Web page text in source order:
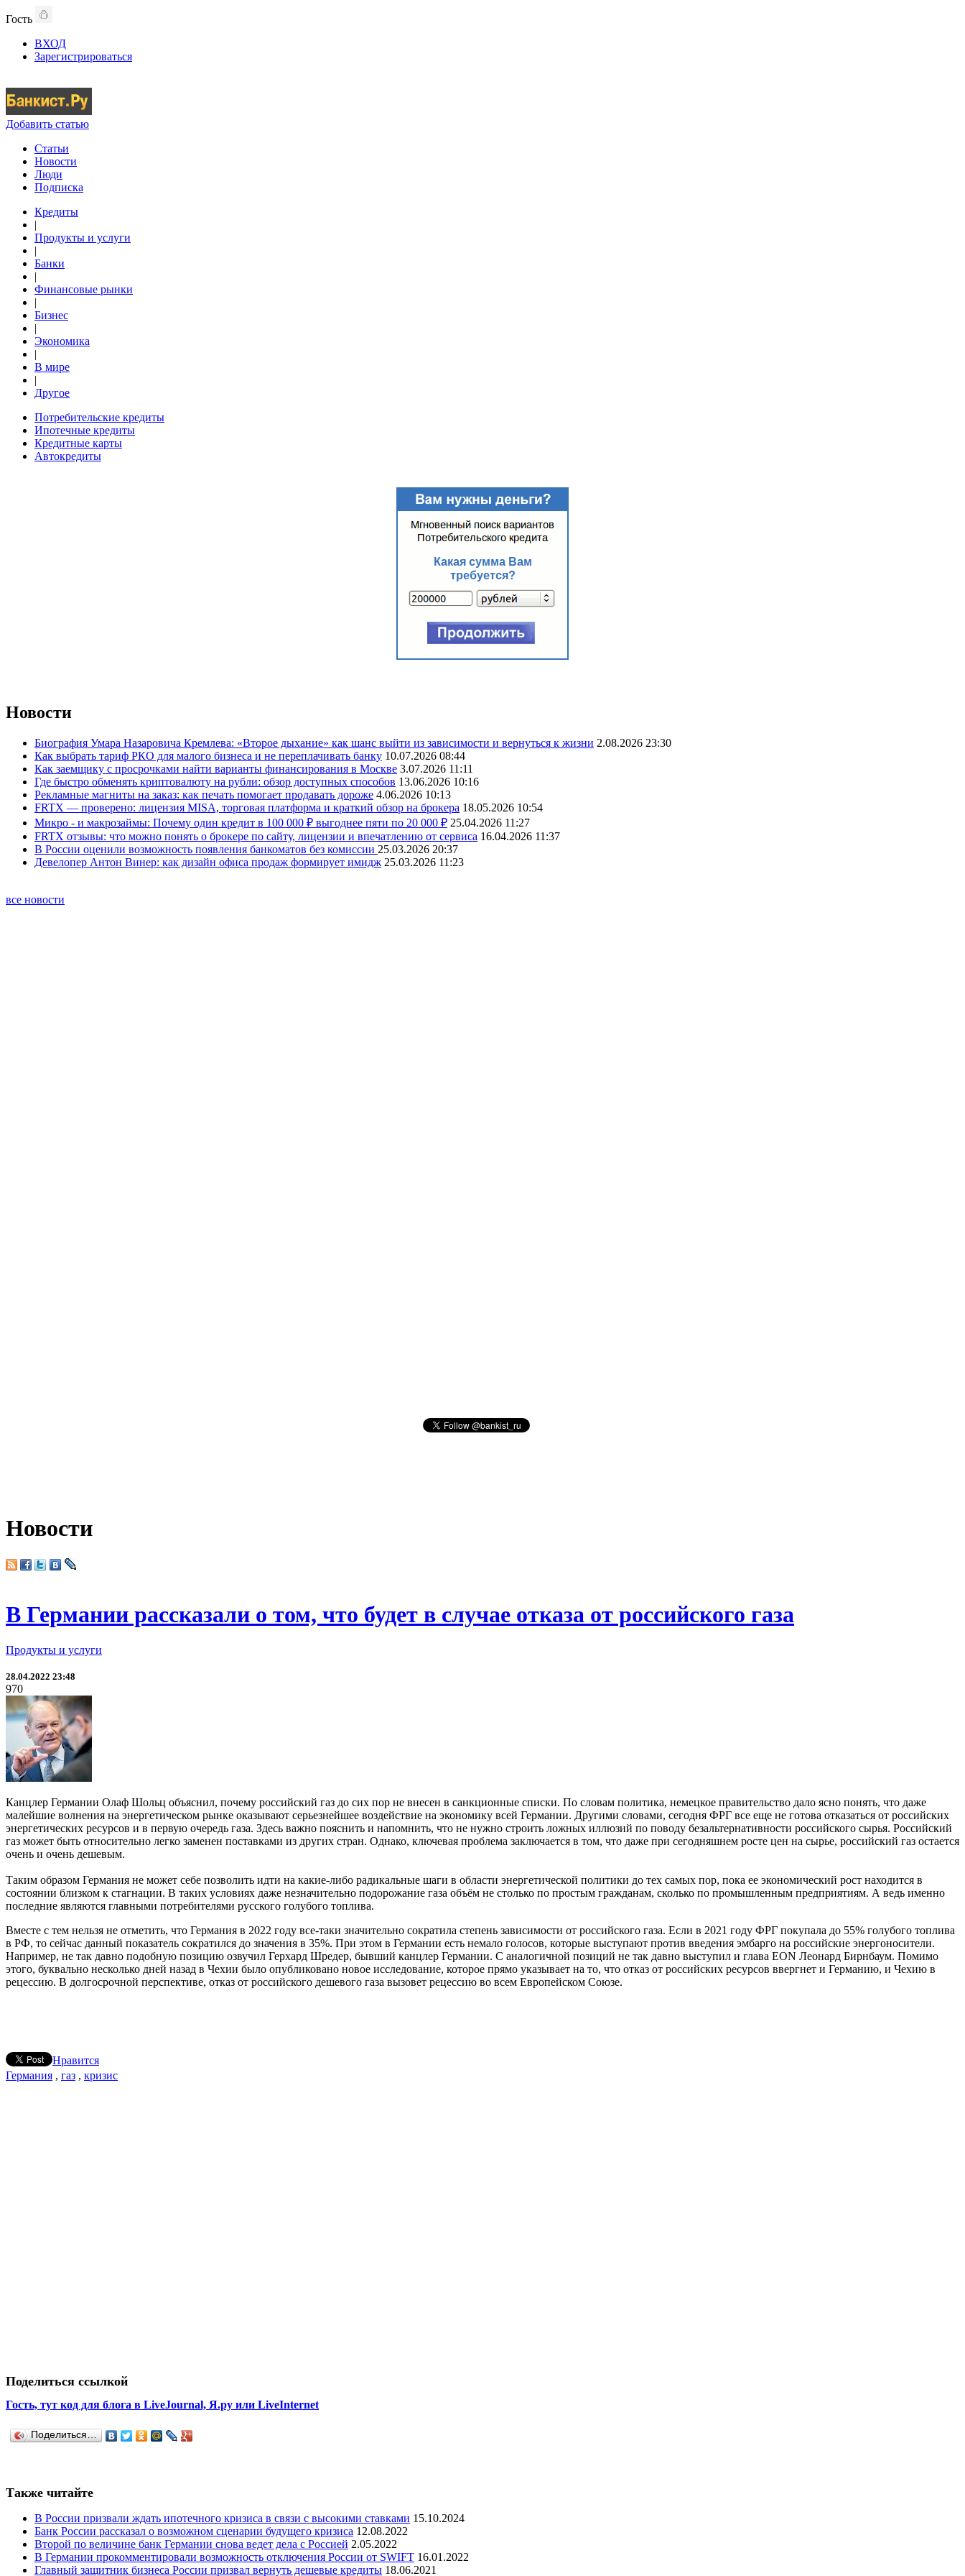
Гость
ВХОД
Зарегистрироваться
Добавить статью
Статьи
Новости
Люди
Подписка
Кредиты
|
Продукты и услуги
|
Банки
|
Финансовые рынки
|
Бизнес
|
Экономика
|
В мире
|
Другое
Потребительские кредиты
Ипотечные кредиты
Кредитные карты
Автокредиты
Новости
Биография Умара Назаровича Кремлева: «Второе дыхание» как шанс выйти из зависимости и вернуться к жизни 2.08.2026 23:30
Как выбрать тариф РКО для малого бизнеса и не переплачивать банку 10.07.2026 08:44
Как заемщику с просрочками найти варианты финансирования в Москве 3.07.2026 11:11
Где быстро обменять криптовалюту на рубли: обзор доступных способов 13.06.2026 10:16
Рекламные магниты на заказ: как печать помогает продавать дороже 4.06.2026 10:13
FRTX — проверено: лицензия MISA, торговая платформа и краткий обзор на брокера 18.05.2026 10:54
Микро - и макрозаймы: Почему один кредит в 100 000 ₽ выгоднее пяти по 20 000 ₽ 25.04.2026 11:27
FRTX отзывы: что можно понять о брокере по сайту, лицензии и впечатлению от сервиса 16.04.2026 11:37
В России оценили возможность появления банкоматов без комиссии 25.03.2026 20:37
Девелопер Антон Винер: как дизайн офиса продаж формирует имидж 25.03.2026 11:23
все новости
Новости
В Германии рассказали о том, что будет в случае отказа от российского газа
Продукты и услуги
28.04.2022 23:48
970
Канцлер Германии Олаф Шольц объяснил, почему российский газ до сих пор не внесен в санкционные списки. По словам политика, немецкое правительство дало ясно понять, что даже
малейшие волнения на энергетическом рынке оказывают серьезнейшее воздействие на экономику всей Германии. Другими словами, сегодня ФРГ все еще не готова отказаться от российских
энергетических ресурсов и в первую очередь газа. Здесь важно пояснить и напомнить, что не нужно строить ложных иллюзий по поводу безальтернативности российского сырья. Российский
газ может быть относительно легко заменен поставками из других стран. Однако, ключевая проблема заключается в том, что даже при сегодняшнем росте цен на сырье, российский газ остается
очень и очень дешевым.
Таким образом Германия не может себе позволить идти на какие-либо радикальные шаги в области энергетической политики до тех самых пор, пока ее экономический рост находится в
состоянии близком к стагнации. В таких условиях даже незначительно подорожание газа объём не столько по простым гражданам, сколько по промышленным предприятиям. А ведь именно
последние являются главными потребителями русского голубого топлива.
Вместе с тем нельзя не отметить, что Германия в 2022 году все-таки значительно сократила степень зависимости от российского газа. Если в 2021 году ФРГ покупала до 55% голубого топлива
в РФ, то сейчас данный показатель сократился до значения в 35%. При этом в Германии есть немало голосов, которые выступают против введения эмбарго на российские энергоносители.
Например, не так давно подобную позицию озвучил Герхард Шредер, бывший канцлер Германии. С аналогичной позиций не так давно выступил и глава EON Леонард Бирнбаум. Помимо
этого, буквально несколько дней назад в Чехии было опубликовано новое исследование, которое прямо указывает на то, что отказ от российских ресурсов ввергнет и Германию, и Чехию в
рецессию. В долгосрочной перспективе, отказ от российского дешевого газа вызовет рецессию во всем Европейском Союзе.
Нравится
Германия , газ , кризис
Поделиться ссылкой
Гость, тут код для блога в LiveJournal, Я.ру или LiveInternet
Поделиться…
Также читайте
В России призвали ждать ипотечного кризиса в связи с высокими ставками 15.10.2024
Банк России рассказал о возможном сценарии будущего кризиса 12.08.2022
Второй по величине банк Германии снова ведет дела с Россией 2.05.2022
В Германии прокомментировали возможность отключения России от SWIFT 16.01.2022
Главный защитник бизнеса России призвал вернуть дешевые кредиты 18.06.2021